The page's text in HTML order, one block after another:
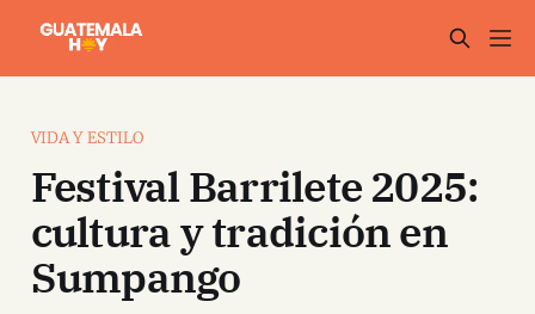
VIDA Y ESTILO
Festival Barrilete 2025:
cultura y tradición en
Sumpango